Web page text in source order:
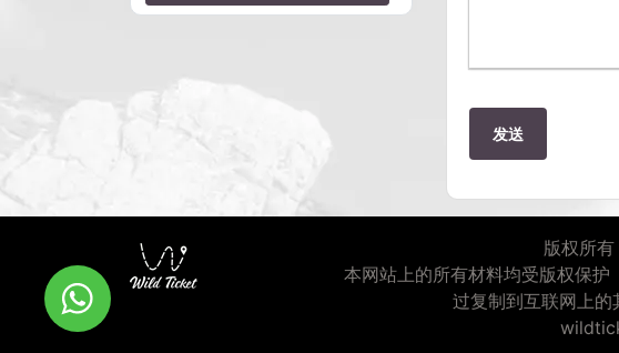
发送
版权所
本网站上的所有材料均受版权保
过复制到互联网上的